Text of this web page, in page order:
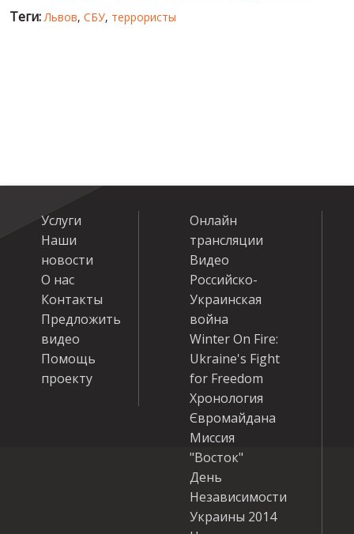
Теги:Львов, СБУ, террористы
Услуги
Наши
новости
О нас
Контакты
Предложить
видео
Помощь
проекту
Онлайн
трансляции
Видео
Российско-
Украинская
война
Winter On Fire:
Ukraine's Fight
for Freedom
Хронология
Євромайдана
Миссия
"Восток"
День
Независимости
Украины 2014